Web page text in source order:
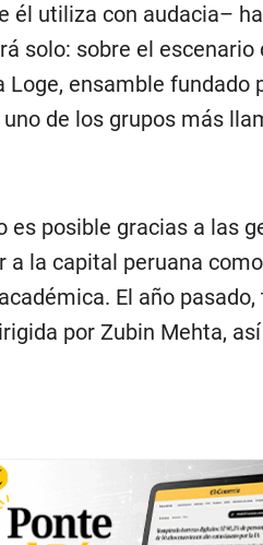
utiliza con audacia–
solo: sobre el
ensamble
de los grupos más
es posible gracias a las
la capital peruana
El año
por Zubin Mehta,